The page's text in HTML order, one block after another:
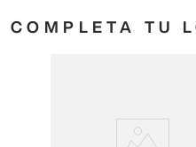
COMPLETA TU